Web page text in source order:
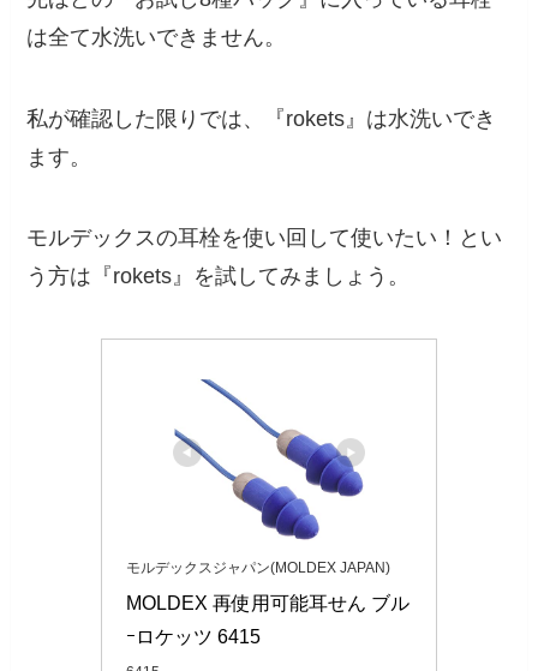
は全て水洗いできません。
私が確認した限りでは、『rokets』は水洗いでき
ます。
モルデックスの耳栓を使い回して使いたい！とい
う方は『rokets』を試してみましょう。
モルデックスジャパン(MOLDEX JAPAN)
MOLDEX 再使用可能耳せん ブル
ｰロケッツ 6415